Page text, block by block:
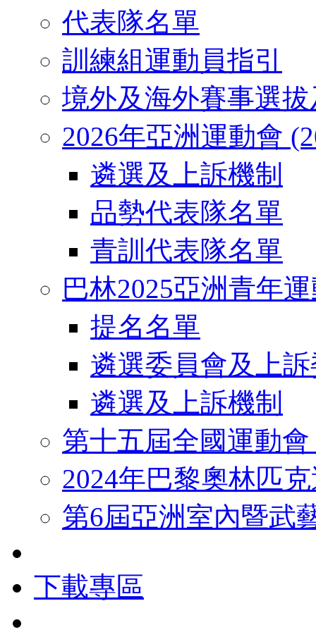
代表隊名單
訓練組運動員指引
境外及海外賽事選
2026年亞洲運動會
遴選及上訴機制
品勢代表隊名單
青訓代表隊名單
巴林2025亞洲青年
提名名單
遴選委員會及上
遴選及上訴機制
第十五屆全國運動
2024年巴黎奧林匹
第6屆亞洲室內暨武
下載專區